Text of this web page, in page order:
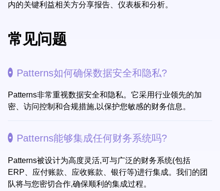
内的关键利益相关方分享报告、仪表板和分析。
常见问题
Patterns如何确保数据安全和隐私?
Patterns非常重视数据安全和隐私。它采用行业领先的加
密、访问控制和合规措施,以保护您敏感的财务信息。
Patterns能够集成任何财务系统吗?
Patterns被设计为高度灵活,可与广泛的财务系统(包括
ERP、应付账款、应收账款、银行等)进行集成。我们的团
队将与您密切合作,确保顺利的集成过程。